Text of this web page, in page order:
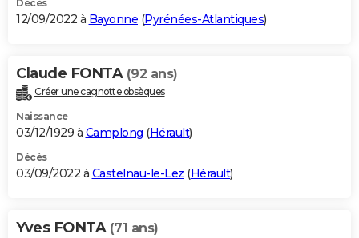
Décès
12/09/2022 à Bayonne (Pyrénées-Atlantiques)
Claude FONTA (92 ans)
Créer une cagnotte obsèques
Naissance
03/12/1929 à Camplong (Hérault)
Décès
03/09/2022 à Castelnau-le-Lez (Hérault)
Yves FONTA (71 ans)